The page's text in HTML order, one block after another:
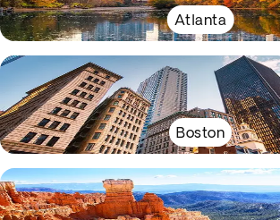
Atlanta
Boston